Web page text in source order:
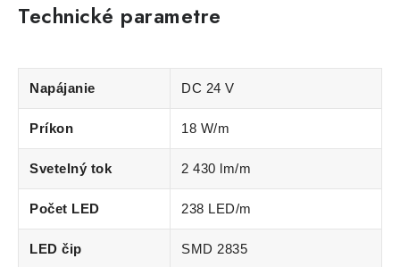
Technické parametre
Napájanie DC 24 V
Príkon 18 W/m
Svetelný tok 2 430 lm/m
Počet LED 238 LED/m
LED čip SMD 2835